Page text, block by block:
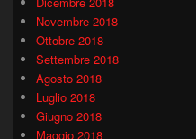
Novembre 2018
Ottobre 2018
Settembre 2018
Agosto 2018
Luglio 2018
Giugno 2018
Maggio 2018